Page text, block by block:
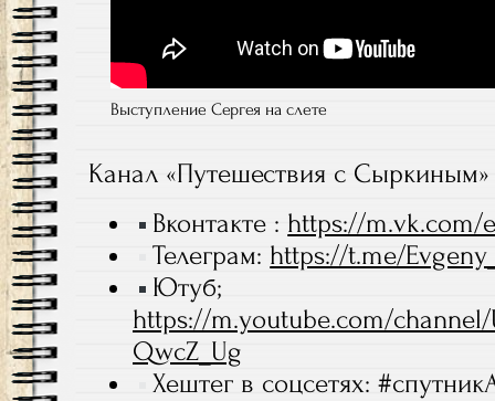
Выступление Сергея на слете
Канал «Путешествия с Сыркиным»
Вконтакте : https://m.vk.com/
Телеграм: https://t.me/
Ютуб;
https://m.youtube.com/channel/
QwcZ_Ug
Хештег в соцсетях: